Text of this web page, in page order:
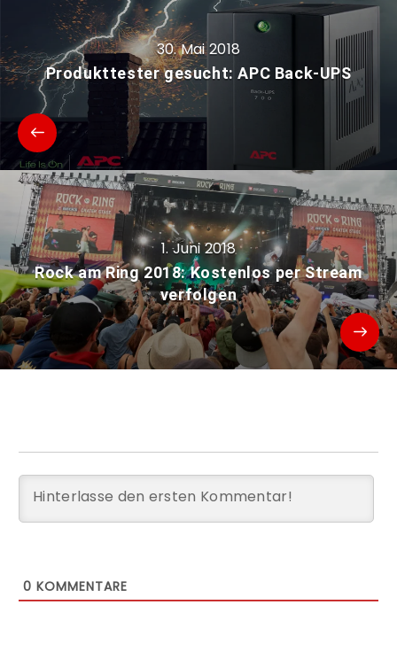
30. Mai 2018
Produkttester gesucht: APC Back-UPS
1. Juni 2018
Rock am Ring 2018: Kostenlos per Stream
verfolgen
0 KOMMENTARE